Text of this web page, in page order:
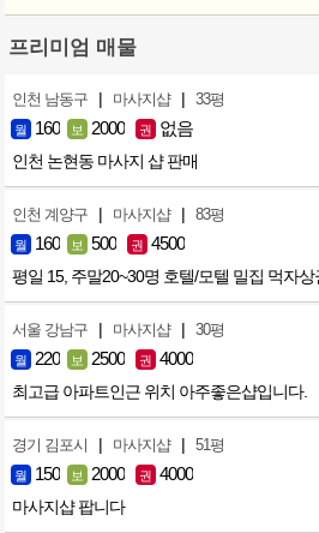
프리미엄 매물
인천 남동구 | 마사지샵 | 33평
월 160 보 2000 권 없음
인천 논현동 마사지 샵 판매
인천 계양구 | 마사지샵 | 83평
월 160 보 500 권 4500
평일 15, 주말20~30명 호텔/모텔 밀집 먹자상
서울 강남구 | 마사지샵 | 30평
월 220 보 2500 권 4000
최고급 아파트인근 위치 아주좋은샵입니다.
경기 김포시 | 마사지샵 | 51평
월 150 보 2000 권 4000
마사지샵 팝니다